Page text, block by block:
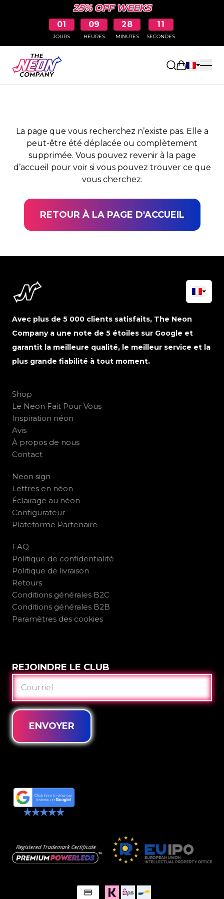
25% OFF WEEKS
01
JOURS
09
HEURES
28
MINUTES
11
SECONDES
Ouvrir le
PAGE NON TROUVÉE
La page que vous recherchez n’existe pas. Elle a
peut-être été déplacée ou complètement
supprimée. Vous pouvez revenir à la page
d’accueil pour voir si vous pouvez trouver ce que
vous cherchez.
RETOUR À LA PAGE D'ACCUEIL
Avec plus de 5 000 clients satisfaits, The Neon
Company a une note de 5 étoiles sur Google et
garantit la meilleure qualité, le meilleur service et la
plus grande fiabilité à tout moment.
Shop
Le Neon Fait Pour Vous
Inspiration néon
Avis
À propos de nous
Contact
Neon sign
Lettres en néon
Éclairage au néon
Configurateur
Plateforme Partenaire
FAQ
Politique de confidentialité
Politique de livraison
Retours
Conditions générales B2C
Conditions générales B2B
Paramètres des cookies
REJOINDRE LE CLUB
COURRIEL
ENVOYER